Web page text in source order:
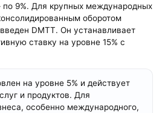
9%. Для крупных международных
оборотом
DMTT. Он устанавливает
ставку на уровне 15% с
на уровне 5% и действует
и продуктов. Для
особенно международного,